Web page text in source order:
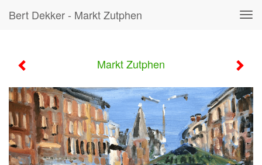
Bert Dekker - Markt Zutphen
Markt Zutphen